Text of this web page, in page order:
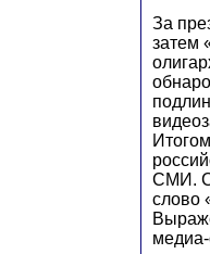
За
затем
СМИ.
слово